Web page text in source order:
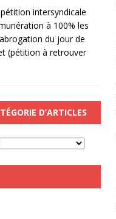
intersyndicale
à 100% les
du jour de
(pétition à retrouver
D’ARTICLES